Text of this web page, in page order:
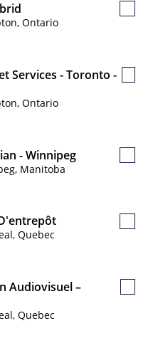
Ontario
Services - Toronto -
Ontario
- Winnipeg
Manitoba
Quebec
Audiovisuel –
Quebec